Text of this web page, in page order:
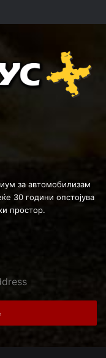
за автомобилизам
30 години опстојува
простор.